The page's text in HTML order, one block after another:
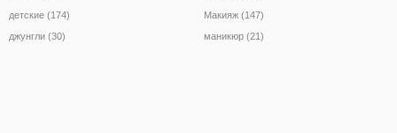
детские (174)
джунгли (30)
Макияж (147)
маникюр (21)